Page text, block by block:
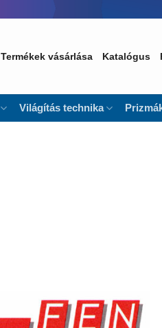
Termékek vásárlása Katalógus
Világítás technika